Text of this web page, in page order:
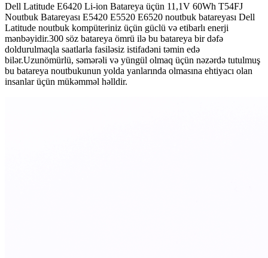
Dell Latitude E6420 Li-ion Batareya üçün 11,1V 60Wh T54FJ
Noutbuk Batareyası E5420 E5520 E6520 noutbuk batareyası Dell
Latitude noutbuk kompüteriniz üçün güclü və etibarlı enerji
mənbəyidir.300 söz batareya ömrü ilə bu batareya bir dəfə
doldurulmaqla saatlarla fasiləsiz istifadəni təmin edə
bilər.Uzunömürlü, səmərəli və yüngül olmaq üçün nəzərdə tutulmuş
bu batareya noutbukunun yolda yanlarında olmasına ehtiyacı olan
insanlar üçün mükəmməl həlldir.